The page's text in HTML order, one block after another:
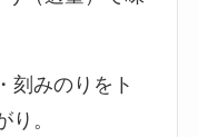
刻みのりをト
り。